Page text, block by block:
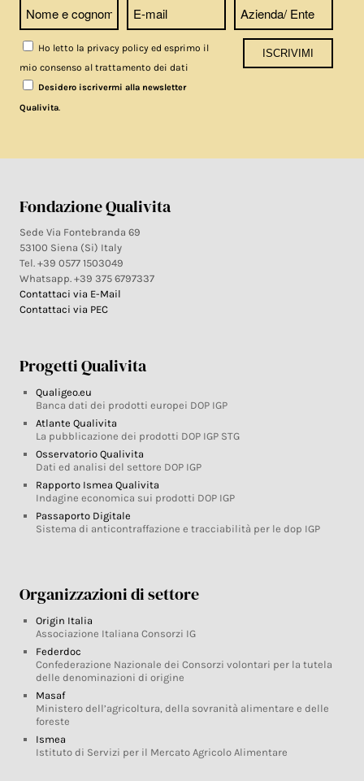
Ho letto la privacy policy ed esprimo il
mio consenso al trattamento dei dati
Desidero iscrivermi alla newsletter
Qualivita.
Fondazione Qualivita
Sede Via Fontebranda 69
53100 Siena (Si) Italy
Tel. +39 0577 1503049
Whatsapp. +39 375 6797337
Contattaci via E-Mail
Contattaci via PEC
Progetti Qualivita
Qualigeo.eu
Banca dati dei prodotti europei DOP IGP
Atlante Qualivita
La pubblicazione dei prodotti DOP IGP STG
Osservatorio Qualivita
Dati ed analisi del settore DOP IGP
Rapporto Ismea Qualivita
Indagine economica sui prodotti DOP IGP
Passaporto Digitale
Sistema di anticontraffazione e tracciabilità per le dop IGP
Organizzazioni di settore
Origin Italia
Associazione Italiana Consorzi IG
Federdoc
Confederazione Nazionale dei Consorzi volontari per la tutela
delle denominazioni di origine
Masaf
Ministero dell’agricoltura, della sovranità alimentare e delle
foreste
Ismea
Istituto di Servizi per il Mercato Agricolo Alimentare